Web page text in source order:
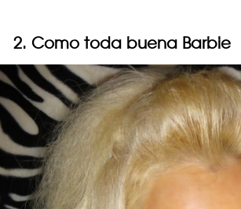
2. Como toda buena Barbie